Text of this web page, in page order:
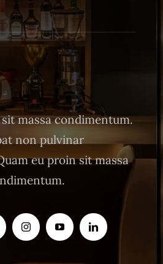
massa condimentum.
non pulvinar
eu proin sit massa